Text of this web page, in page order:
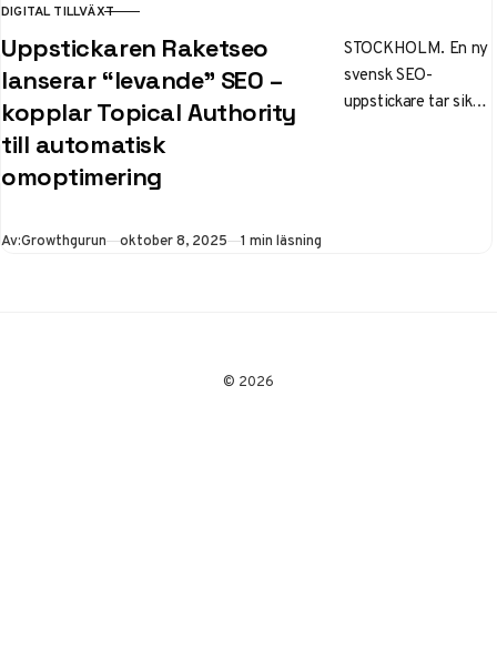
KATEGORI
DIGITAL TILLVÄXT
Uppstickaren Raketseo
lanserar “levande” SEO –
kopplar Topical Authority
till automatisk
omoptimering
STOCKHOLM. En ny
svensk SEO-
uppstickare tar sikte
Av:Growthgurun Publicerad
oktober 8, 2025 1 min läsning
© 2026